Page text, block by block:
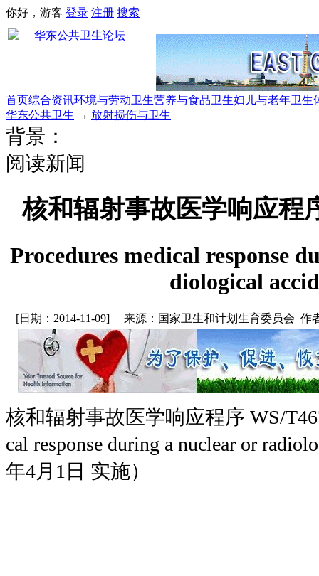
你好，游客 登录 注册 搜索
首页综合资讯环境与劳动卫生营养与食品卫生妇儿与老年卫生
华东公共卫生 → 放射损伤与卫生
背景：
阅读新闻
核和辐射事故医学响应程
Procedures medical response
diological
[日期：2014-11-09] 来源：国家卫生和计划生育委员会 作
核和辐射事故医学响应程序 WS/
cal response during a nuclear or
年4月1日 实施）